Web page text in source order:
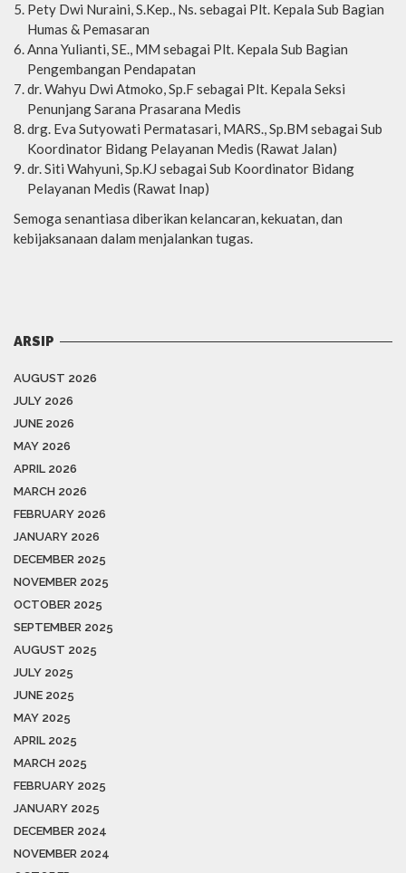
Pety Dwi Nuraini, S.Kep., Ns. sebagai Plt. Kepala Sub Bagian
Humas & Pemasaran
Anna Yulianti, SE., MM sebagai Plt. Kepala Sub Bagian
Pengembangan Pendapatan
dr. Wahyu Dwi Atmoko, Sp.F sebagai Plt. Kepala Seksi
Penunjang Sarana Prasarana Medis
drg. Eva Sutyowati Permatasari, MARS., Sp.BM sebagai Sub
Koordinator Bidang Pelayanan Medis (Rawat Jalan)
dr. Siti Wahyuni, Sp.KJ sebagai Sub Koordinator Bidang
Pelayanan Medis (Rawat Inap)
Semoga senantiasa diberikan kelancaran, kekuatan, dan
kebijaksanaan dalam menjalankan tugas.
ARSIP
AUGUST 2026
JULY 2026
JUNE 2026
MAY 2026
APRIL 2026
MARCH 2026
FEBRUARY 2026
JANUARY 2026
DECEMBER 2025
NOVEMBER 2025
OCTOBER 2025
SEPTEMBER 2025
AUGUST 2025
JULY 2025
JUNE 2025
MAY 2025
APRIL 2025
MARCH 2025
FEBRUARY 2025
JANUARY 2025
DECEMBER 2024
NOVEMBER 2024